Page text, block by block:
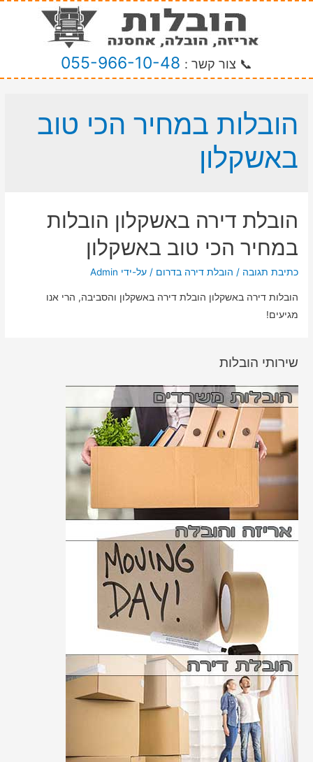
📞 צור קשר : 055-966-10-48
הובלות במחיר הכי טוב
באשקלון
הובלת דירה באשקלון הובלות
במחיר הכי טוב באשקלון
כתיבת תגובה / הובלת דירה בדרום / על-ידי Admin
הובלות דירה באשקלון הובלת דירה באשקלון והסביבה, הרי אנו
מגיעים!
שירותי הובלות